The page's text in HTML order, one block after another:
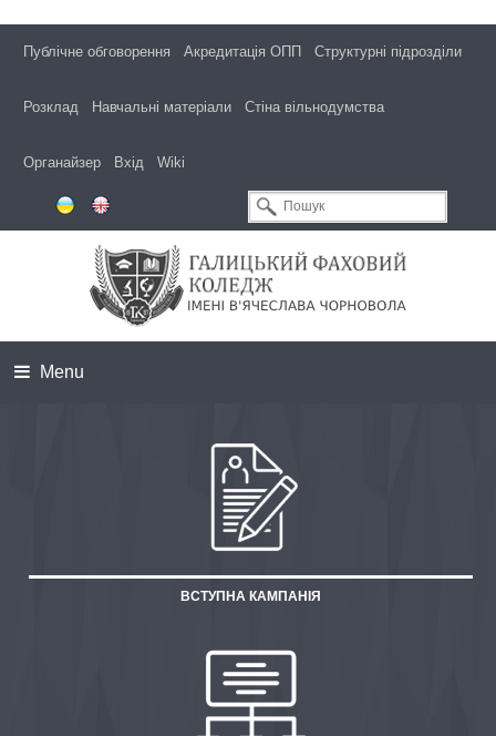
Публічне обговорення Акредитація ОПП Структурні підрозділи
Розклад Навчальні матеріали Стіна вільнодумства
Органайзер Вхід Wiki
Menu
ВСТУПНА КАМПАНІЯ